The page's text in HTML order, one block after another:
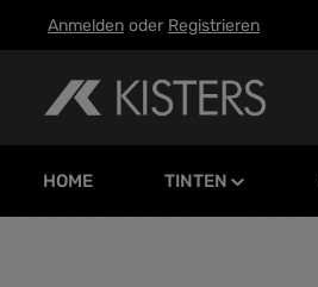
Hauptinhalt springen
Zur Suche springen
Zur Hauptnavigation springen
Anmelden oder Registrieren
HOME TINTEN